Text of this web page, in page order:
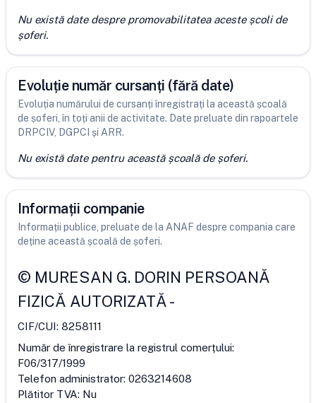
Nu există date despre promovabilitatea aceste școli de
șoferi.
Evoluție număr cursanți (fără date)
Evoluția numărului de cursanți înregistrați la această școală
de șoferi, în toți anii de activitate. Date preluate din rapoartele
DRPCIV, DGPCI și ARR.
Nu există date pentru această școală de șoferi.
Informații companie
Informații publice, preluate de la ANAF despre compania care
deține această școală de șoferi.
© MURESAN G. DORIN PERSOANĂ
FIZICĂ AUTORIZATĂ-
CIF/CUI: 8258111
Număr de înregistrare la registrul comerțului:
F06/317/1999
Telefon administrator: 0263214608
Plătitor TVA: Nu